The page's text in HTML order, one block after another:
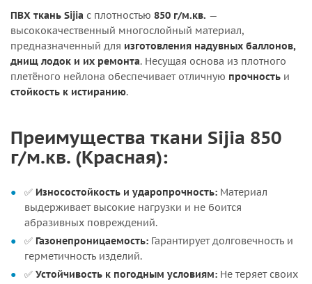
ПВХ ткань Sijia с плотностью 850 г/м.кв. —
высококачественный многослойный материал,
предназначенный для изготовления надувных баллонов,
днищ лодок и их ремонта. Несущая основа из плотного
плетёного нейлона обеспечивает отличную прочность и
стойкость к истиранию.
Преимущества ткани Sijia 850
г/м.кв. (Красная):
✅ Износостойкость и ударопрочность: Материал
выдерживает высокие нагрузки и не боится
абразивных повреждений.
✅ Газонепроницаемость: Гарантирует долговечность и
герметичность изделий.
✅ Устойчивость к погодным условиям: Не теряет своих